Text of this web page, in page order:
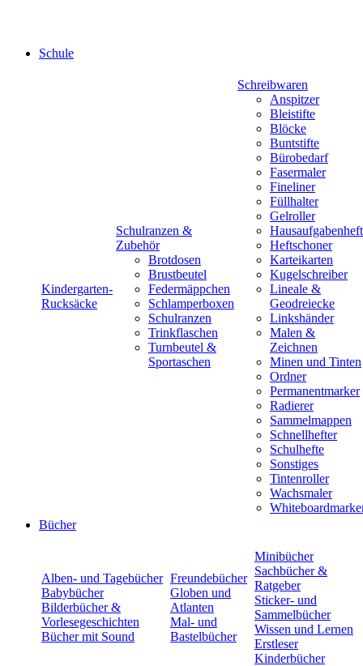
Schule
Kindergarten-
Rucksäcke
Schulranzen &
Zubehör
Brotdosen
Brustbeutel
Federmäppchen
Schlamperboxen
Schulranzen
Trinkflaschen
Turnbeutel &
Sportaschen
Schreibwaren
Anspitzer
Bleistifte
Blöcke
Buntstifte
Bürobedarf
Fasermaler
Fineliner
Füllhalter
Gelroller
Hausaufgabenheft
Heftschoner
Karteikarten
Kugelschreiber
Lineale &
Geodreiecke
Linkshänder
Malen &
Zeichnen
Minen und Tinten
Ordner
Permanentmarker
Radierer
Sammelmappen
Schnellhefter
Schulhefte
Sonstiges
Tintenroller
Wachsmaler
Bücher
Alben- und Tagebücher
Babybücher
Bilderbücher &
Vorlesegeschichten
Bücher mit Sound
Freundebücher
Globen und
Atlanten
Mal- und
Bastelbücher
Minibücher
Sachbücher &
Ratgeber
Sticker- und
Sammelbücher
Wissen und Lernen
Erstleser
Kinderbücher